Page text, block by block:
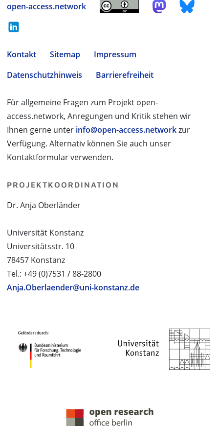
open-access.network
Kontakt Sitemap
Impressum
Datenschutzhinweis
Barrierefreiheit
Für allgemeine Fragen zum Projekt open-
access.network, Anregungen und Kritik stehen wir
Ihnen gerne unter info@open-access.networkzur
Verfügung. Alternativ können Sie auch unser
Kontaktformular verwenden.
PROJEKTKOORDINATION
Dr. Anja Oberländer
Universität Konstanz
Universitätsstr. 10
78457 Konstanz
Tel.: +49 (0)7531 / 88-2800
Anja.Oberlaender@uni-konstanz.de